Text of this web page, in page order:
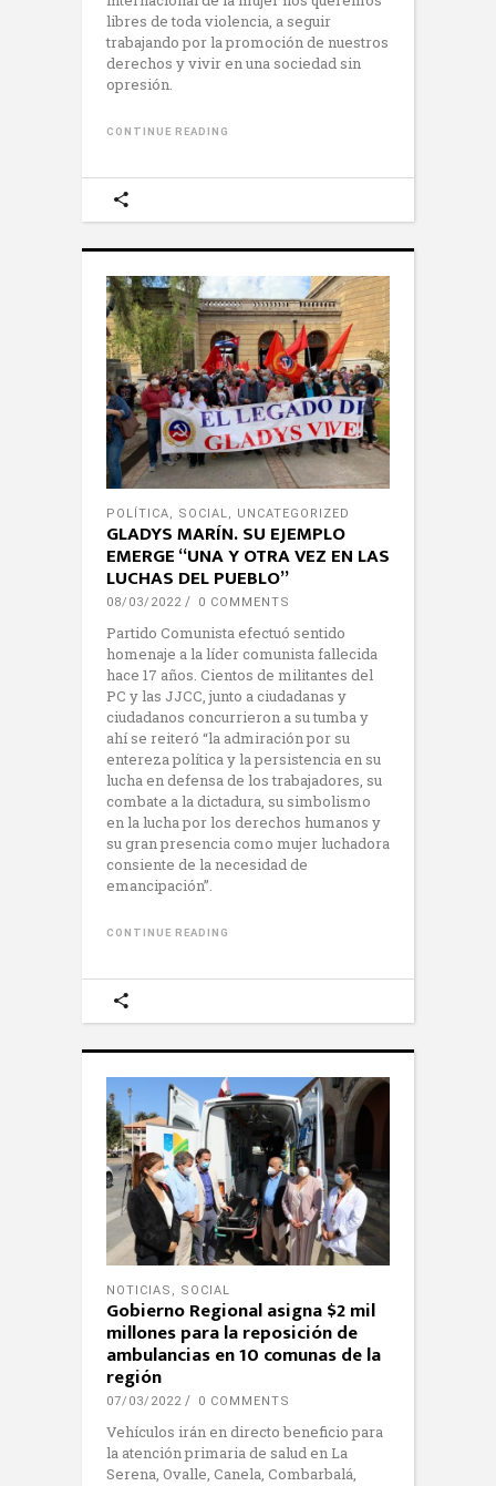
libres de toda violencia, a seguir
trabajando por la promoción de nuestros
derechos y vivir en una sociedad sin
opresión.
CONTINUE READING
POLÍTICA, SOCIAL, UNCATEGORIZED
GLADYS MARÍN. SU EJEMPLO
EMERGE “UNA Y OTRA VEZ EN LAS
LUCHAS DEL PUEBLO”
08/03/2022 0 COMMENTS
Partido Comunista efectuó sentido
homenaje a la líder comunista fallecida
hace 17 años. Cientos de militantes del
PC y las JJCC, junto a ciudadanas y
ciudadanos concurrieron a su tumba y
ahí se reiteró “la admiración por su
entereza política y la persistencia en su
lucha en defensa de los trabajadores, su
combate a la dictadura, su simbolismo
en la lucha por los derechos humanos y
su gran presencia como mujer luchadora
consiente de la necesidad de
emancipación”.
CONTINUE READING
NOTICIAS , SOCIAL
Gobierno Regional asigna $2 mil
millones para la reposición de
ambulancias en 10 comunas de la
región
07/03/2022 0 COMMENTS
Vehículos irán en directo beneficio para
la atención primaria de salud en La
Serena, Ovalle, Canela, Combarbalá,